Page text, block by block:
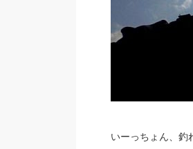
いーっちょん、釣